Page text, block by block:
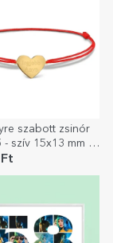
szabott zsinór
- szív 15x13 mm -
- Legjobb anya